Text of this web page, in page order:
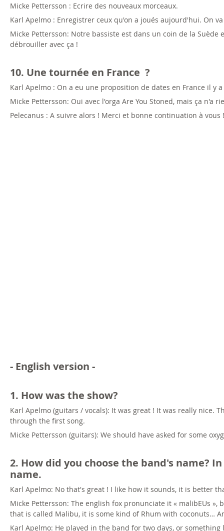
Micke Pettersson : Ecrire des nouveaux morceaux.
Karl Apelmo : Enregistrer ceux qu'on a joués aujourd'hui. On
Micke Pettersson: Notre bassiste est dans un coin de la
débrouiller avec ça !
10. Une tournée en France ?
Karl Apelmo : On a eu une proposition de dates en France il y
Micke Pettersson: Oui avec l'orga Are You Stoned, mais ça n'a
Pelecanus : A suivre alors ! Merci et bonne continuation à vous !
- English version -
1. How was the show?
Karl Apelmo (guitars / vocals): It was great ! It was really nice.
through the first song.
Micke Pettersson (guitars): We should have asked for some
2. How did you choose the band's name?
name.
Karl Apelmo: No that's great ! I like how it sounds, it is better
Micke Pettersson: The english fox pronunciate it « malibEUs
that is called Malibu, it is some kind of Rhum with coconuts…
Karl Apelmo: He played in the band for two days, or